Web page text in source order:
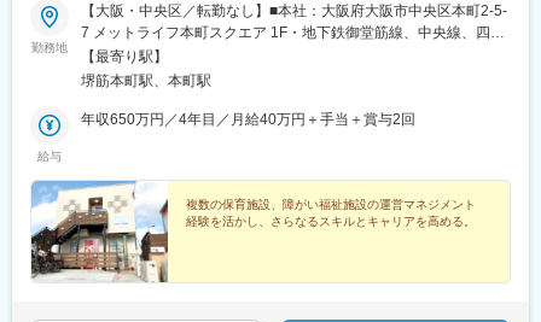
勤務地
【大阪・中央区／転勤なし】■本社：大阪府大阪市中央区本町2-5-
7 メットライフ本町スクエア 1F・地下鉄御堂筋線、中央線、四つ
橋線「堺筋本町駅」徒歩3分・堺筋線、中央線「本町駅」徒歩4分
※受動喫煙対策：屋内全面禁煙
【最寄り駅】
堺筋本町駅、本町駅
給与
年収650万円／4年目／月給40万円＋手当＋賞与2回
複数の保育施設、障がい福祉施設の運営マネジメント
経験を活かし、さらなるスキルとキャリアを高める。